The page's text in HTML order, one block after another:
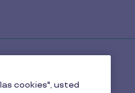
cookies", usted